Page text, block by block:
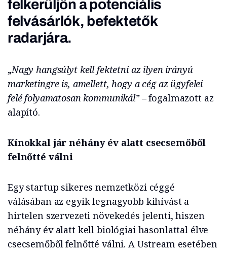
felkerüljön a potenciális
felvásárlók, befektetők
radarjára.
„Nagy hangsúlyt kell fektetni az ilyen irányú
marketingre is, amellett, hogy a cég az ügyfelei
felé folyamatosan kommunikál” –fogalmazott az
alapító.
Kínokkal jár néhány év alatt csecsemőből
felnőtté válni
Egy startup sikeres nemzetközi céggé
válásában az egyik legnagyobb kihívást a
hirtelen szervezeti növekedés jelenti, hiszen
néhány év alatt kell biológiai hasonlattal élve
csecsemőből felnőtté válni. A Ustream esetében